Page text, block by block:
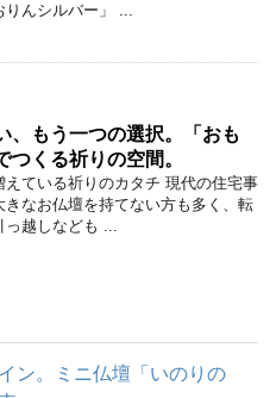
りんシルバー」 ...
、もう一つの選択。「おも
つくる祈りの空間。
えている祈りのカタチ 現代の住宅事
きなお仏壇を持てない方も多く、転
っ越しなども ...
ン。ミニ仏壇「いのりの